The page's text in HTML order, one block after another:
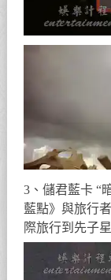
3、儲君藍卡 “
藍點》與旅行
際旅行到先子